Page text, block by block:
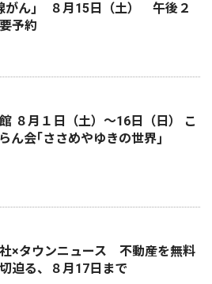
がん｣ ８月15日（土） 午後２
予約
８月１日（土）〜16日（日） こ
ん会｢ささめやゆきの世界｣
×タウンニュース 不動産を無料
迫る、８月17日まで